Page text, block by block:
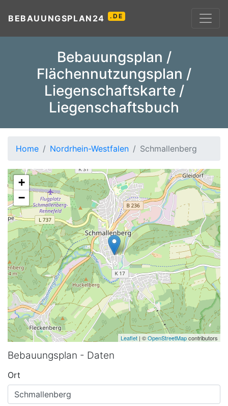
BEBAUUNGSPLAN24 .DE
Bebauungsplan /
Flächennutzungsplan /
Liegenschaftskarte /
Liegenschaftsbuch
Home Nordrhein-Westfalen Schmallenberg
+
−
Leaflet | ©OpenStreetMapcontributors
Bebauungsplan - Daten
Ort